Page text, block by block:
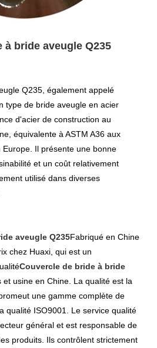
à bride aveugle Q235
Q235, également appelé
type de bride aveugle en acier
d'acier de construction au
équivalente à ASTM A36 aux
Europe. Il présente une bonne
et un coût relativement
utilisé dans diverses
aveugle Q235Fabriqué en Chine
chez Huaxi, qui est un
Couvercle de bride à bride
et usine en Chine. La qualité est la
une gamme complète de
qualité ISO9001. Le service qualité
général et est responsable de
produits. Ils contrôlent strictement